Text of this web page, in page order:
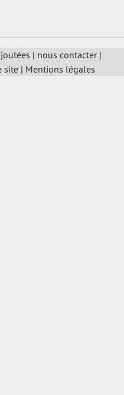
| nous contacter|
site| Mentions légales